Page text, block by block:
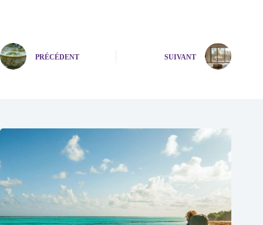
PRÉCÉDENT SUIVANT